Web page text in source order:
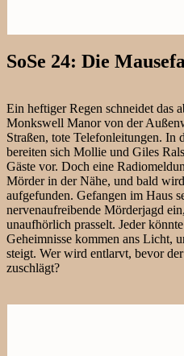
SoSe 24: Die
Ein heftiger Regen schneidet das
Monkswell Manor von der
Straßen, tote Telefonleitungen. In
bereiten sich Mollie und Giles
Gäste vor. Doch eine
Mörder in der Nähe, und bald
aufgefunden. Gefangen im Haus
nervenaufreibende Mörderjagd
unaufhörlich prasselt. Jeder
Geheimnisse kommen ans Licht,
steigt. Wer wird entlarvt, bevor
zuschlägt?